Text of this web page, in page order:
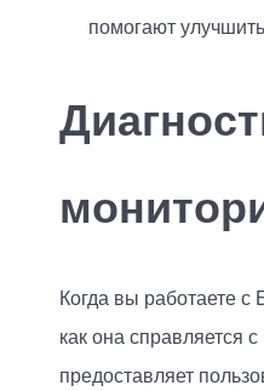
помогают
Когда вы работаете
как она справляется с
предоставляет